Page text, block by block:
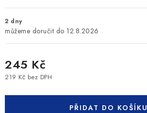
2 dny
12.8.2026
245 Kč
219 Kč bez DPH
PŘIDAT DO KOŠÍKU